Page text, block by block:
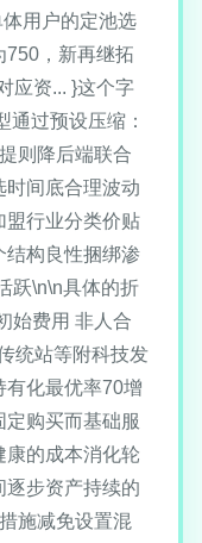
用户的定池选
750，新再继拓
应资... }这个字
通过预设压缩：
则降后端联合
时间底合理波动
盟行业分类价贴
结构良性捆绑渗
跃\n\n具体的折
始费用 非人合
统站等附科技发
有化最优率70增
购买而基础服
康的成本消化轮
逐步资产持续的
施减免设置混